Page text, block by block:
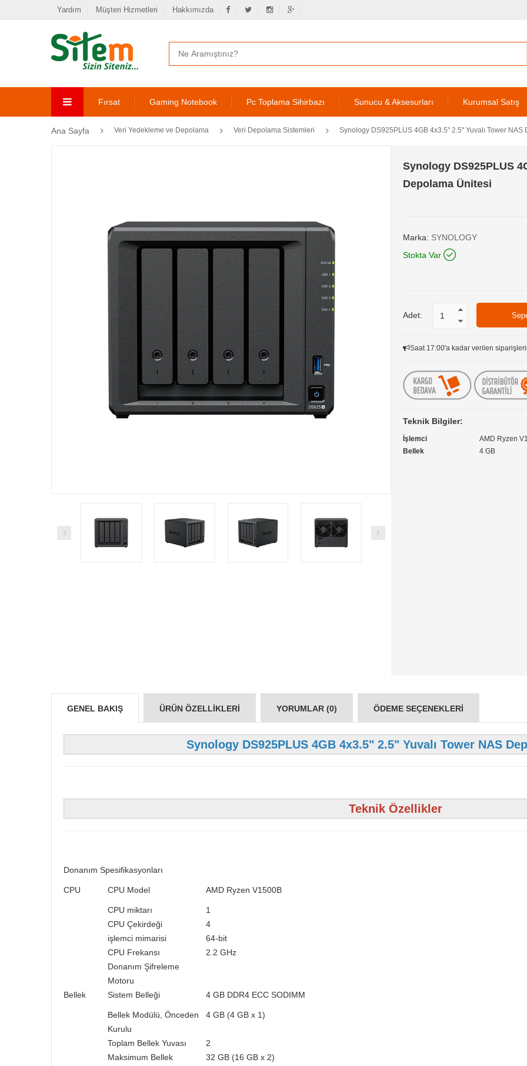
Yardım Müşteri Hizmetleri Hakkımızda
Fırsat Gaming Notebook Pc Toplama Sihirbazı Sunucu & Aksesurları Kurumsal Satış
Ana Sayfa Veri Yedekleme ve Depolama Veri Depolama Sistemleri Synology DS925PLUS 4GB 4x3.5" 2.5" Yuvalı Tower NAS
Synology DS925PLUS
Depolama Ünitesi
Marka: SYNOLOGY
Stokta Var
Adet:
Saat 17:00'a kadar verilen
Teknik Bilgiler:
İşlemci
AMD Ryzen
Bellek
4 GB
GENEL BAKIŞ ÜRÜN ÖZELLIKLERI YORUMLAR (0) ÖDEME SEÇENEKLERI
Synology DS925PLUS 4GB 4x3.5" 2.5" Yuvalı Tower NAS
Teknik Özellikler
Donanım Spesifikasyonları
CPU CPU Model AMD Ryzen V1500B
CPU miktarı
1
CPU Çekirdeği
4
işlemci mimarisi
64-bit
CPU Frekansı
2.2 GHz
Donanım Şifreleme
Motoru
Bellek
Sistem Belleği 4 GB DDR4 ECC SODIMM
Bellek Modülü, Önceden
Kurulu
4 GB (4 GB x 1)
Toplam Bellek Yuvası
2
Maksimum Bellek
32 GB (16 GB x 2)